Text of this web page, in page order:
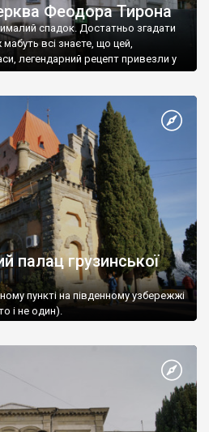
Феодора Тирона
спадок. Достатньо згадати
всі знаєте, що цей,
легендарний рецепт привезли у
палац грузинської
пункті на південному узбережжі
і не один).